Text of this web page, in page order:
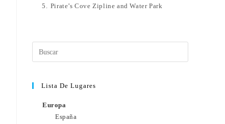
5. Pirate’s Cove Zipline and Water Park
Lista De Lugares
Europa
España